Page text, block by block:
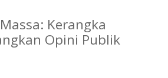
Kerangka
Opini Publik